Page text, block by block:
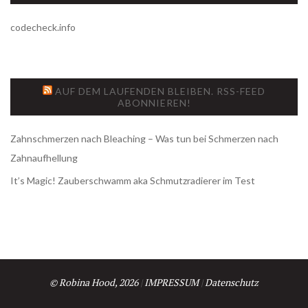
codecheck.info
AUF DEM LAUFENDEN BLEIBEN. RSS-FEED
ABONNIEREN!
Zahnschmerzen nach Bleaching – Was tun bei Schmerzen nach
Zahnaufhellung
It’s Magic! Zauberschwamm aka Schmutzradierer im Test
© Robina Hood, 2026|IMPRESSUM |Datenschutz